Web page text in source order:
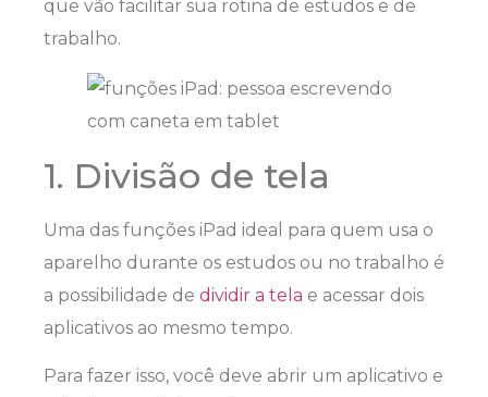
que vão facilitar sua rotina de estudos e de
trabalho.
1. Divisão de tela
Uma das funções iPad ideal para quem usa o
aparelho durante os estudos ou no trabalho é
a possibilidade de dividir a tela e acessar dois
aplicativos ao mesmo tempo.
Para fazer isso, você deve abrir um aplicativo e